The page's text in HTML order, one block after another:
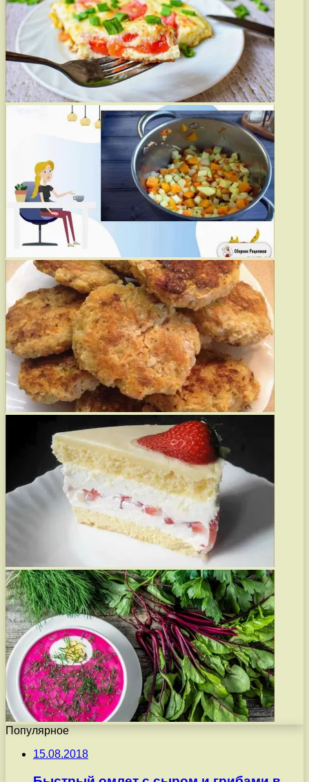
Популярное
15.08.2018